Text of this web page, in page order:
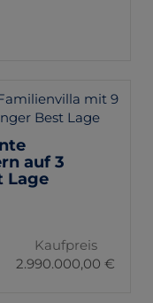
auf 3
Lage
Kaufpreis
2.990.000,00 €